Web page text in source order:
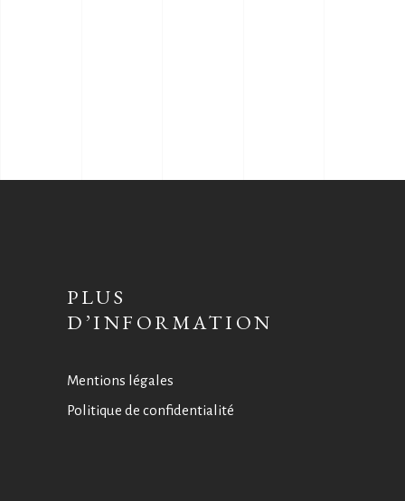
PLUS
D’INFORMATION
Mentions légales
Politique de confidentialité